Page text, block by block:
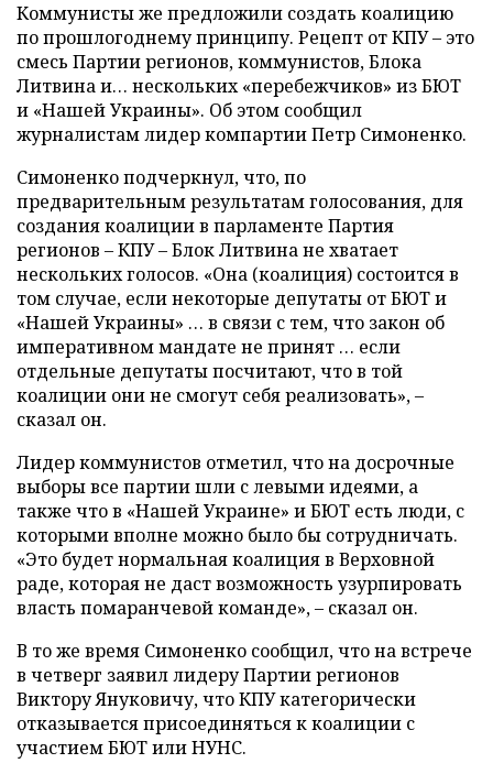
Коммунисты же предложили создать коалицию
по прошлогоднему принципу. Рецепт от КПУ – это
смесь Партии регионов, коммунистов, Блока
Литвина и… нескольких «перебежчиков» из БЮТ
и «Нашей Украины». Об этом сообщил
журналистам лидер компартии Петр Симоненко.
Симоненко подчеркнул, что, по
предварительным результатам голосования, для
создания коалиции в парламенте Партия
регионов – КПУ – Блок Литвина не хватает
нескольких голосов. «Она (коалиция) состоится в
том случае, если некоторые депутаты от БЮТ и
«Нашей Украины» … в связи с тем, что закон об
императивном мандате не принят … если
отдельные депутаты посчитают, что в той
коалиции они не смогут себя реализовать», –
сказал он.
Лидер коммунистов отметил, что на досрочные
выборы все партии шли с левыми идеями, а
также что в «Нашей Украине» и БЮТ есть люди, с
которыми вполне можно было бы сотрудничать.
«Это будет нормальная коалиция в Верховной
раде, которая не даст возможность узурпировать
власть помаранчевой команде», – сказал он.
В то же время Симоненко сообщил, что на встрече
в четверг заявил лидеру Партии регионов
Виктору Януковичу, что КПУ категорически
отказывается присоединяться к коалиции с
участием БЮТ или НУНС.